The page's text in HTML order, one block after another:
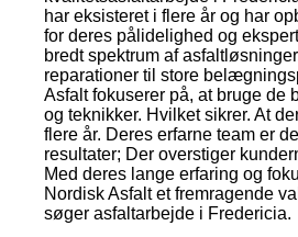
har eksisteret i flere år og har
for deres pålidelighed og
bredt spektrum af
reparationer til store
Asfalt fokuserer på, at bruge de
og teknikker. Hvilket sikrer. At
flere år. Deres erfarne team er
resultater; Der overstiger
Med deres lange erfaring og
Nordisk Asfalt et fremragende
søger asfaltarbejde i Fredericia.